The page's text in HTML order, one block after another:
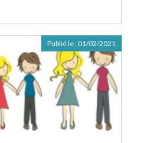
Publié le : 01/02/2021